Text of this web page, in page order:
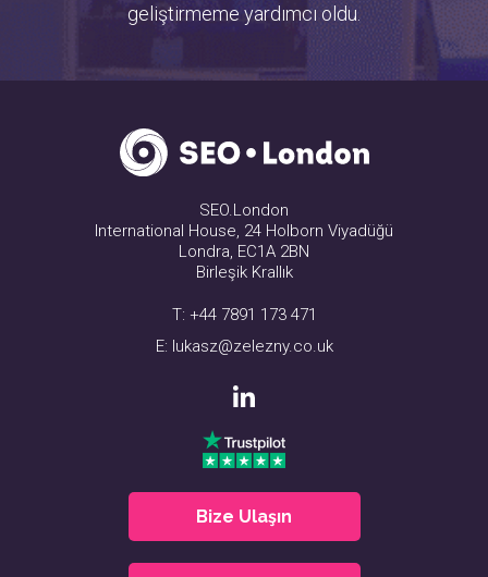
geliştirmeme yardımcı oldu.
SEO.London
International House, 24 Holborn Viyadüğü
Londra, EC1A 2BN
Birleşik Krallık
T: +44 7891 173 471
E: lukasz@zelezny.co.uk
Bize Ulaşın